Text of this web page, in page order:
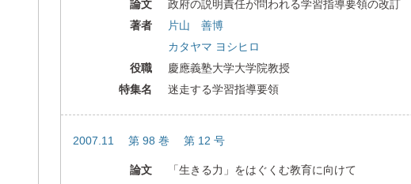
論文
政府の説明責任が問われる学習指導要領の改訂
著者
片山 善博
カタヤマ ヨシヒロ
役職
慶應義塾大学大学院教授
特集名
迷走する学習指導要領
2007.11 第 98 巻 第 12 号
論文
「生きる力」をはぐくむ教育に向けて